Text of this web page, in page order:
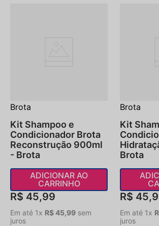
Brota
Kit Shampoo e
Condicionador Brota
Reconstrução 900ml
- Brota
ADICIONAR AO
CARRINHO
R$ 45,99
Em até 1x R$45,99 sem
juros
Brota
Kit
Brota
R$ 45,
Em até 1x
juros